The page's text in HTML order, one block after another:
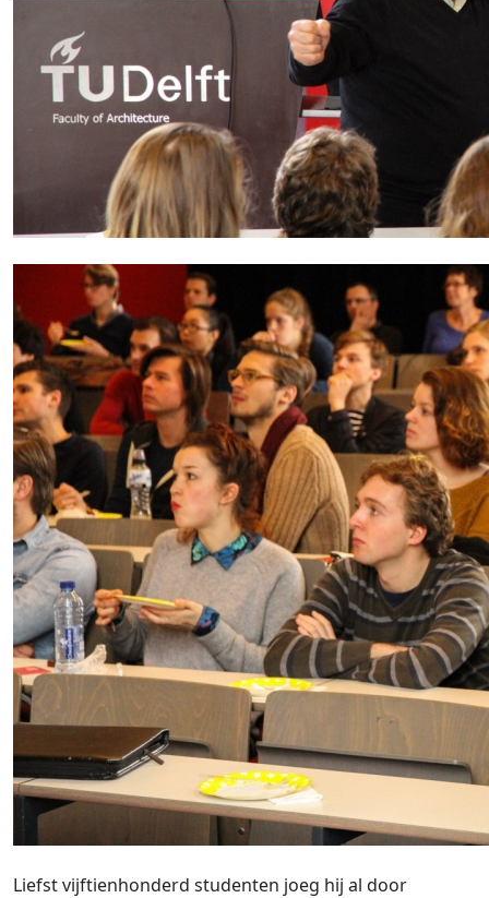
Liefst vijftienhonderd studenten joeg hij al door